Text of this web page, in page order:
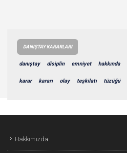
DANIŞTAY KARARLARI
danıştay disiplin emniyet hakkında
karar kararı olay teşkilatı tüzüğü
Hakkımızda